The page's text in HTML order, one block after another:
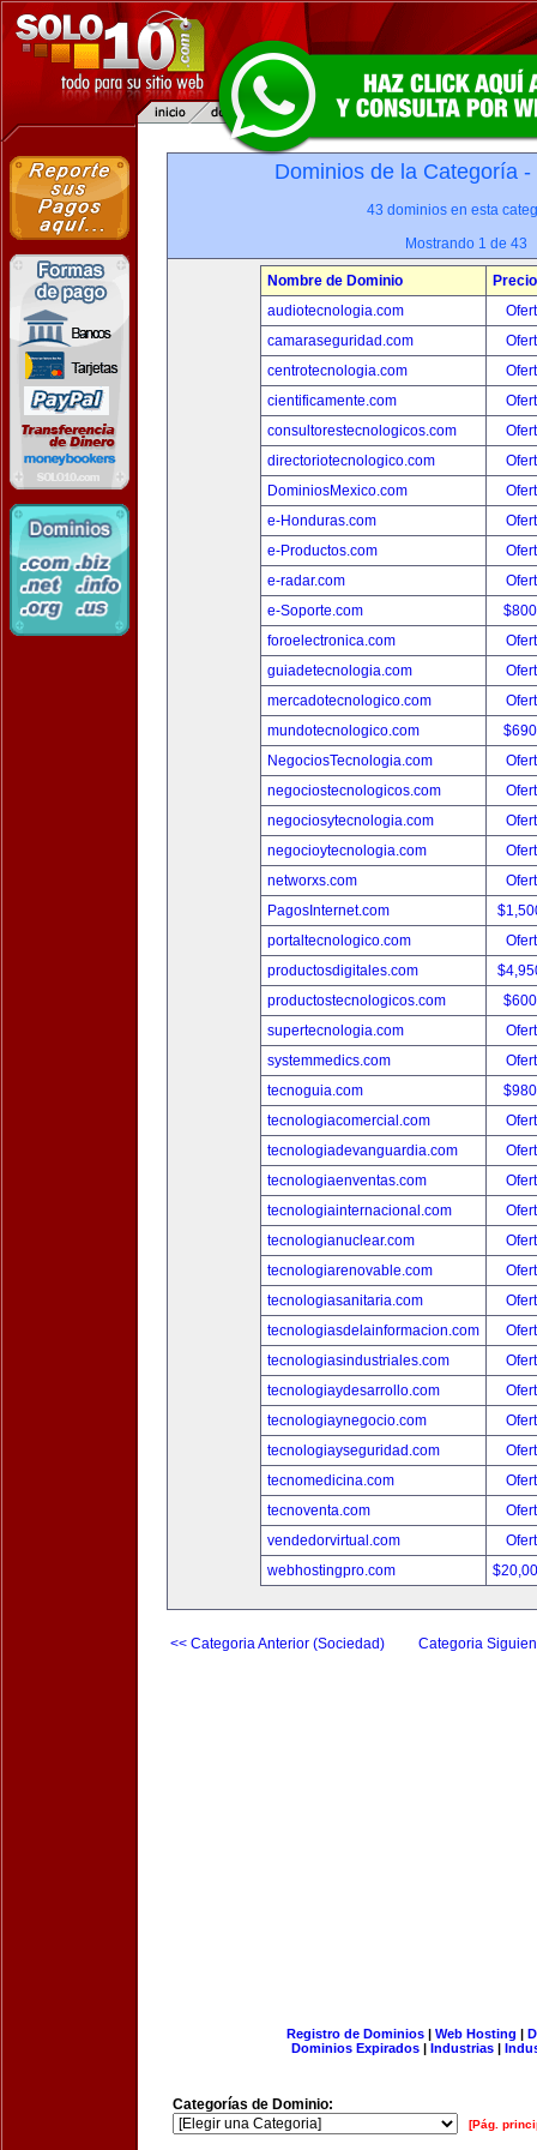
Dominios de la Categoría -
43 dominios en esta
Mostrando 1 de 43
Nombre de Dominio
Precio
audiotecnologia.com
camaraseguridad.com
centrotecnologia.com
cientificamente.com
consultorestecnologicos.com
directoriotecnologico.com
DominiosMexico.com
e-Honduras.com
e-Productos.com
e-radar.com
e-Soporte.com
foroelectronica.com
guiadetecnologia.com
mercadotecnologico.com
mundotecnologico.com
NegociosTecnologia.com
negociostecnologicos.com
negociosytecnologia.com
negocioytecnologia.com
networxs.com
PagosInternet.com
portaltecnologico.com
productosdigitales.com
productostecnologicos.com
supertecnologia.com
systemmedics.com
tecnoguia.com
tecnologiacomercial.com
tecnologiadevanguardia.com
tecnologiaenventas.com
tecnologiainternacional.com
tecnologianuclear.com
tecnologiarenovable.com
tecnologiasanitaria.com
tecnologiasdelainformacion.com
tecnologiasindustriales.com
tecnologiaydesarrollo.com
tecnologiaynegocio.com
tecnologiayseguridad.com
tecnomedicina.com
tecnoventa.com
vendedorvirtual.com
webhostingpro.com
<< Categoria Anterior (Sociedad) Categoria
Registro de Dominios| Web Hosting |
Dominios Expirados | Industrias |
Categorías de Dominio:
[Pág.